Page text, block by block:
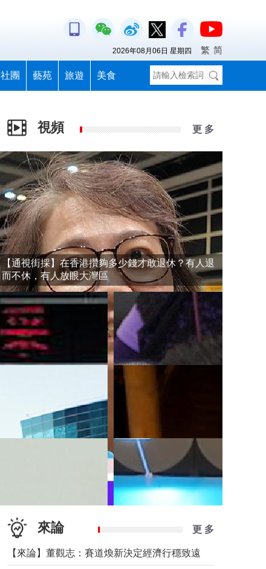
社團 藝苑 旅遊 美食
2026年08月06日 星期四 繁 简
視頻 更 多
【通視街採】在香港攢夠多少錢才敢退休？有人退
而不休，有人放眼大灣區
來論 更 多
【來論】董觀志：賽道煥新決定經濟行穩致遠